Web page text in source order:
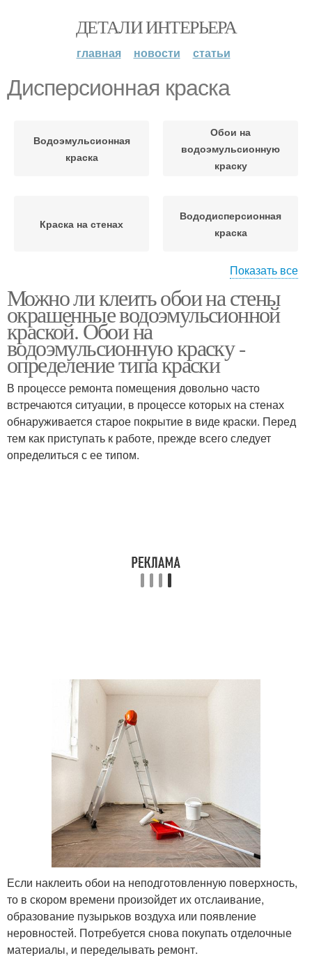
ДЕТАЛИ ИНТЕРЬЕРА
главная новости статьи
Дисперсионная краска
Водоэмульсионная
краска
Обои на
водоэмульсионную
краску
Краска на стенах
Вододисперсионная
краска
Краска на основе
Показать все
Можно ли клеить обои на стены
окрашенные водоэмульсионной
краской. Обои на
водоэмульсионную краску -
определение типа краски
В процессе ремонта помещения довольно часто
встречаются ситуации, в процессе которых на стенах
обнаруживается старое покрытие в виде краски. Перед
тем как приступать к работе, прежде всего следует
определиться с ее типом.
Если наклеить обои на неподготовленную поверхность,
то в скором времени произойдет их отслаивание,
образование пузырьков воздуха или появление
неровностей. Потребуется снова покупать отделочные
материалы, и переделывать ремонт.